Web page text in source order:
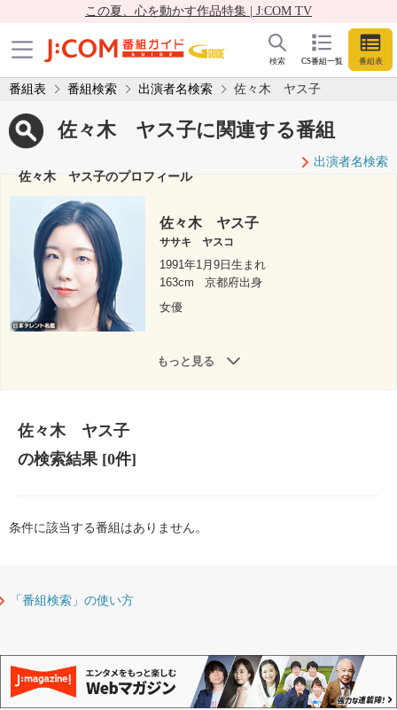
この夏、心を動かす作品特集 | J:COM TV
CS番組一覧 番組表
検索
番組表 番組検索 出演者名検索 佐々木 ヤス子
佐々木 ヤス子に関連する番組
出演者名検索
佐々木 ヤス子のプロフィール
佐々木 ヤス子
ササキ ヤスコ
1991年1月9日生まれ
163cm
京都府出身
女優
もっと見る
佐々木 ヤス子
の検索結果[0件]
条件に該当する番組はありません。
「番組検索」の使い方